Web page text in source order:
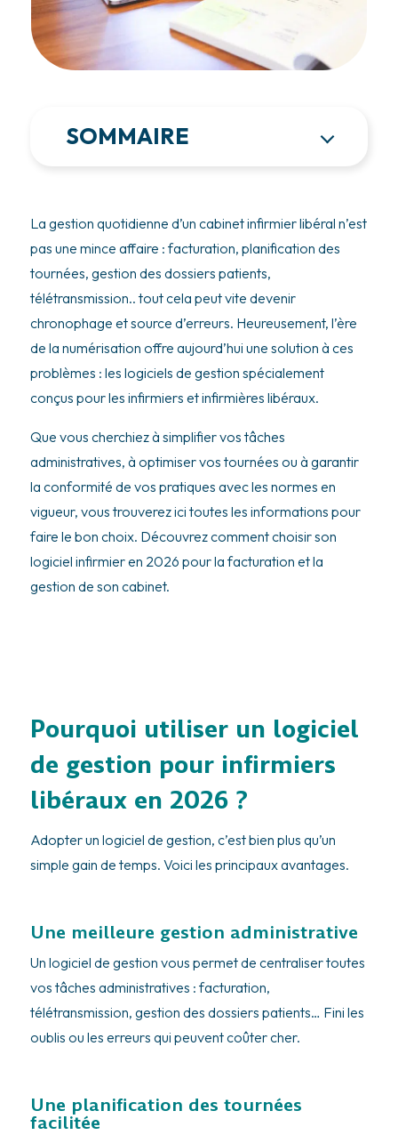
SOMMAIRE
La gestion quotidienne d’un cabinet infirmier libéral n’est
pas une mince affaire : facturation, planification des
tournées, gestion des dossiers patients,
télétransmission.. tout cela peut vite devenir
chronophage et source d’erreurs. Heureusement, l’ère
de la numérisation offre aujourd’hui une solution à ces
problèmes : les logiciels de gestion spécialement
conçus pour les infirmiers et infirmières libéraux.
Que vous cherchiez à simplifier vos tâches
administratives, à optimiser vos tournées ou à garantir
la conformité de vos pratiques avec les normes en
vigueur, vous trouverez ici toutes les informations pour
faire le bon choix. Découvrez comment choisir son
logiciel infirmier en 2026 pour la facturation et la
gestion de son cabinet.
Pourquoi utiliser un logiciel
de gestion pour infirmiers
libéraux en 2026 ?
Adopter un logiciel de gestion, c’est bien plus qu’un
simple gain de temps. Voici les principaux avantages.
Une meilleure gestion administrative
Un logiciel de gestion vous permet de centraliser toutes
vos tâches administratives : facturation,
télétransmission, gestion des dossiers patients… Fini les
oublis ou les erreurs qui peuvent coûter cher.
Une planification des tournées
facilitée